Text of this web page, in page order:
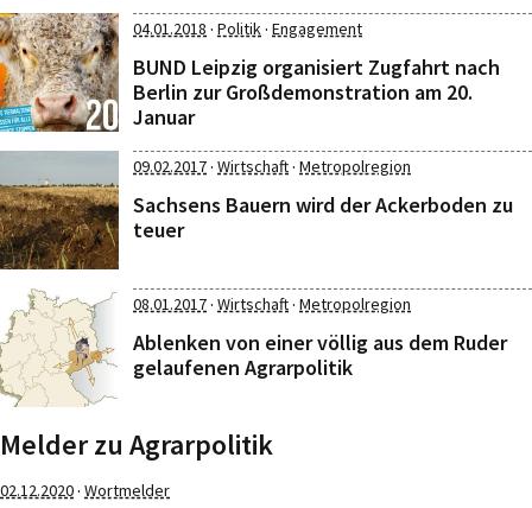
04.01.2018 · Politik· Engagement
BUND Leipzig organisiert Zugfahrt nach
Berlin zur Großdemonstration am 20.
Januar
09.02.2017· Wirtschaft· Metropolregion
Sachsens Bauern wird der Ackerboden zu
teuer
08.01.2017· Wirtschaft· Metropolregion
Ablenken von einer völlig aus dem Ruder
gelaufenen Agrarpolitik
Melder zu Agrarpolitik
02.12.2020· Wortmelder